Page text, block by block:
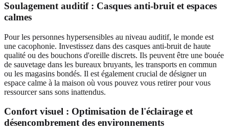
Soulagement auditif : Casques anti-bruit et espaces
calmes
Pour les personnes hypersensibles au niveau auditif, le monde est
une cacophonie. Investissez dans des casques anti-bruit de haute
qualité ou des bouchons d'oreille discrets. Ils peuvent être une bouée
de sauvetage dans les bureaux bruyants, les transports en commun
ou les magasins bondés. Il est également crucial de désigner un
espace calme à la maison où vous pouvez vous retirer pour vous
ressourcer sans sons inattendus.
Confort visuel : Optimisation de l'éclairage et
désencombrement des environnements